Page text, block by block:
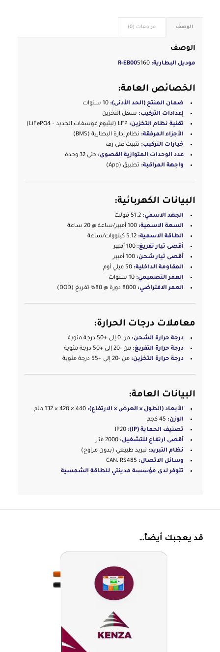
الوصف مراجعات (0)
الوصف
موديل البطارية: R-EB00 5160
الخصائص العامة:
ضمان المنتج (الحد الأدنى):
إعدادات التركيب: سهل التخزين
تقنية نظام التخزين:
الأجزاء المرفقة: نظام إدارة البطارية (BMS)
خيارات التركيب: تثبيت على رف
عدد الوحدات المتوازية القصوى: حتى 32 وحدة
واجهة المراقبة: تطبيق (App)
البيانات الكهربائية:
الجهد الاسمي:
السعة الاسمية:
الطاقة الاسمية:
أقصى تيار تفريغ:
أقصى تيار شحن:
المقاومة الداخلية:
العمر التصميمي:
العمر الافتراضي:
معاملات درجات الحرارة:
درجة حرارة الشحن: من 0 إلى +50 درجة مئوية
درجة حرارة التفريغ: من -20 إلى +50 درجة مئوية
درجة حرارة التخزين: من -20 إلى +55 درجة مئوية
البيانات العامة:
الأبعاد (الطول × العرض × الارتفاع):
الوزن:
تصنيف الحماية (IP):
أقصى ارتفاع للتشغيل:
نظام التبريد: تبريد طبيعي (بدون مراوح)
وسائل الاتصال:
تتوفر لدى مؤسسة مدينتي للطاقة الشمسية
قد يعجبك أيضاً…